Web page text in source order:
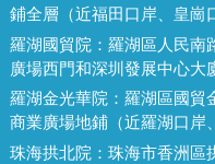
鋪全層（近福田口岸、皇崗
羅湖國貿院： 羅湖區人民南
廣場西門和深圳發展中心大
羅湖金光華院： 羅湖區國貿
商業廣場地鋪（近羅湖口岸
珠海拱北院： 珠海市香洲區